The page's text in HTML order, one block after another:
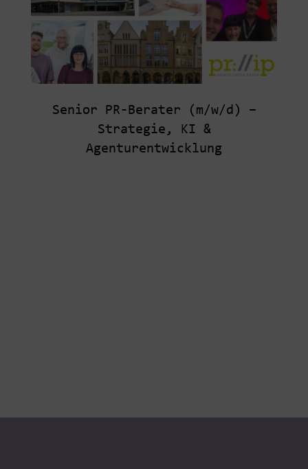
Senior PR-Berater (m/w/d) –
Strategie, KI &
Agenturentwicklung